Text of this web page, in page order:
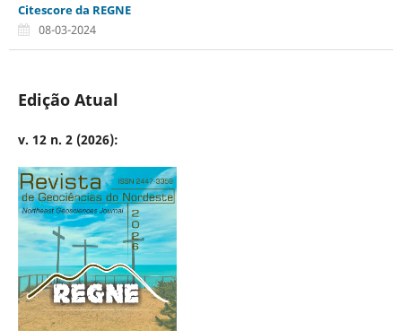
Citescore da REGNE
08-03-2024
Edição Atual
v. 12 n. 2 (2026):